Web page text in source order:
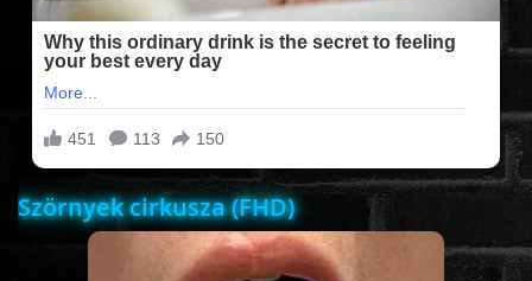
FILMEK (2023-AS)
FILMEK (2022-ES)
FELIRATOS FILMEK
AKCIÓ
Szörnyek cirkusza (FHD)